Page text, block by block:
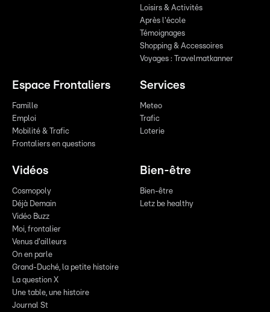
Loisirs & Activités
Après l'école
Témoignages
Shopping & Accessoires
Voyages : Travelmatkanner
Espace Frontaliers
Famille
Emploi
Mobilité & Trafic
Frontaliers en questions
Services
Meteo
Trafic
Loterie
Vidéos
Cosmopoly
Déjà Demain
Vidéo Buzz
Moi, frontalier
Venus d'ailleurs
On en parle
Grand-Duché, la petite histoire
La question X
Une table, une histoire
Journal St
Bien-être
Bien-être
Letz be healthy